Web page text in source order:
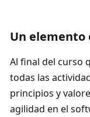
Un elemento
Al final del curso
todas las
principios y
agilidad en el